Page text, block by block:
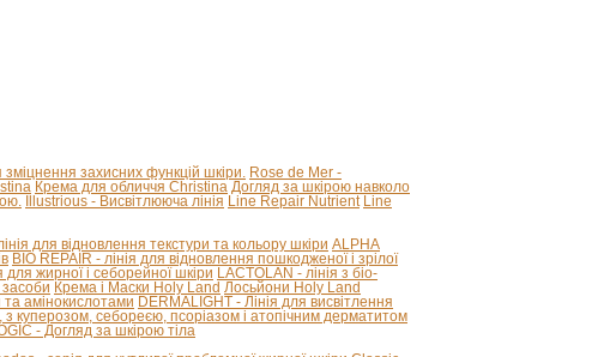
зміцнення захисних функцій шкіри. Rose de Mer -
Крема для обличчя Christina Догляд за шкірою навколо
Illustrious - Висвітлююча лінія Line Repair Nutrient Line
для відновлення текстури та кольору шкіри ALPHA
BIO REPAIR - лінія для відновлення пошкодженої і зрілої
для жирної і себорейної шкіри LACTOLAN - лінія з біо-
Крема і Маски Holy Land Лосьйони Holy Land
та амінокислотами DERMALIGHT - Лінія для висвітлення
з куперозом, себореєю, псоріазом і атопічним дерматитом
- Догляд за шкірою тіла